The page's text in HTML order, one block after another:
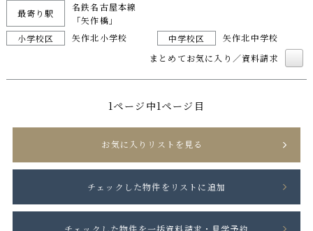
最寄り駅
名鉄名古屋本線
「矢作橋」
小学校区
矢作北小学校 中学校区
矢作北中学校
まとめてお気に入り／資料請求
1ページ中1ページ目
お気に入りリストを見る